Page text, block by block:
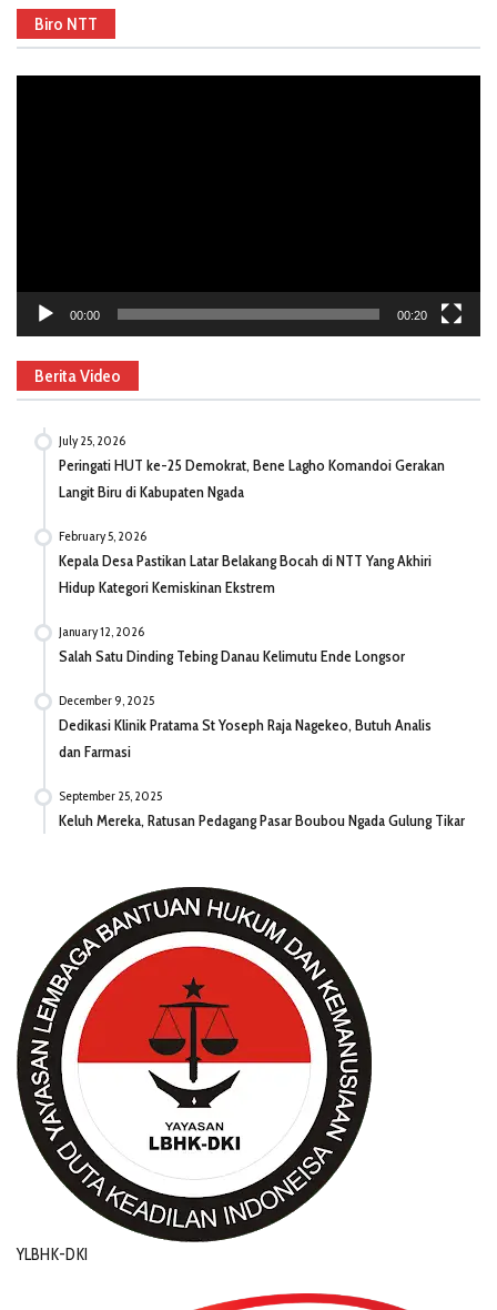
Biro NTT
00:00 00:20
Berita Video
July 25, 2026
Peringati HUT ke-25 Demokrat, Bene Lagho Komandoi Gerakan
Langit Biru di Kabupaten Ngada
February 5, 2026
Kepala Desa Pastikan Latar Belakang Bocah di NTT Yang Akhiri
Hidup Kategori Kemiskinan Ekstrem
January 12, 2026
Salah Satu Dinding Tebing Danau Kelimutu Ende Longsor
December 9, 2025
Dedikasi Klinik Pratama St Yoseph Raja Nagekeo, Butuh Analis
dan Farmasi
September 25, 2025
Keluh Mereka, Ratusan Pedagang Pasar Boubou Ngada Gulung Tikar
YLBHK-DKI